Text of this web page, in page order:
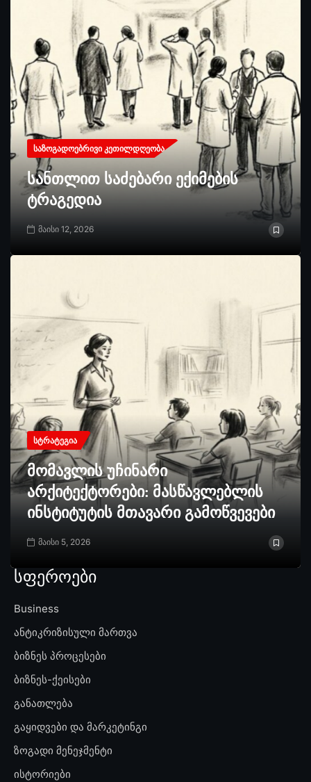
ᲡᲐᲖᲝᲒᲐᲓᲝᲔᲑᲠᲘᲕᲘ ᲙᲔᲗᲘᲚᲓᲦᲔᲝᲑᲐ
სანთლით საძებარი ექიმების
ტრაგედია
მაისი 12, 2026
ᲡᲢᲠᲐᲢᲔᲒᲘᲐ
მომავლის უჩინარი
არქიტექტორები: მასწავლებლის
ინსტიტუტის მთავარი გამოწვევები
მაისი 5, 2026
სფეროები
Business
ანტიკრიზისული მართვა
ბიზნეს პროცესები
ბიზნეს-ქეისები
განათლება
გაყიდვები და მარკეტინგი
ზოგადი მენეჯმენტი
ისტორიები